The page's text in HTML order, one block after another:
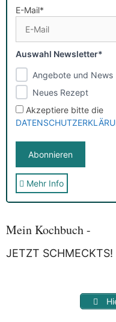
E-Mail*
Auswahl Newsletter*
Angebote und News
Neues Rezept
Akzeptiere bitte die
Sie erhalten nach der
Speicherung und
Myfoodstory
Dritte weitergegeben
Mehr Info
Mein Kochbuch -
JETZT